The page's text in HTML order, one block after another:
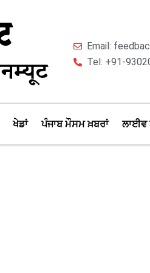
Email:
Tel: +91-
ਖੇਡਾਂ ਪੰਜਾਬ ਮੌਸਮ ਖ਼ਬਰਾਂ ਲਾਈਵ